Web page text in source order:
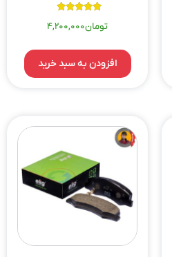
5.00تومان4,200,000
افزودن به سبد خرید